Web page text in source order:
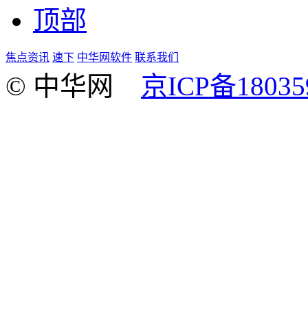
顶部
焦点资讯 速下 中华网软件 联系我们
© 中华网 京ICP备